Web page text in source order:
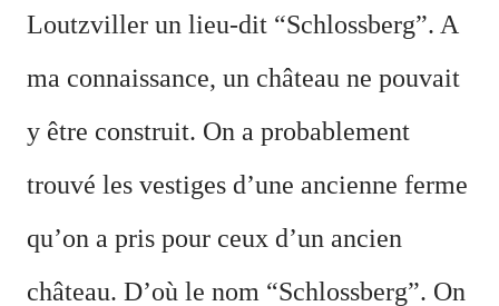
Loutzviller un lieu-dit “Schlossberg”. A
ma connaissance, un château ne pouvait
y être construit. On a probablement
trouvé les vestiges d’une ancienne ferme
qu’on a pris pour ceux d’un ancien
château. D’où le nom “Schlossberg”. On